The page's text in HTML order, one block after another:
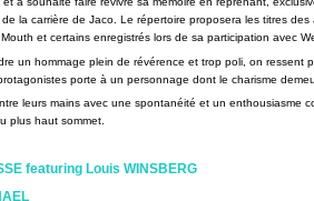
la carrière de Jaco. Le répertoire proposera les titres
et certains enregistrés lors de sa participation avec
un hommage plein de révérence et trop poli, on ressent
porte à un personnage dont le charisme
leurs mains avec une spontanéité et un enthousiasme
plus haut sommet.
featuring Louis WINSBERG